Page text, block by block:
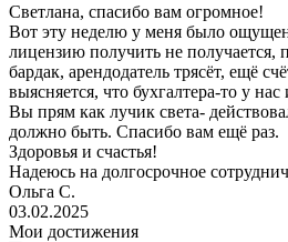
Светлана, спасибо вам огромное!
Вот эту неделю у меня было
лицензию получить не получается,
бардак, арендодатель трясёт, ещё
выясняется, что бухгалтера-то у нас
Вы прям как лучик света-
должно быть. Спасибо вам ещё раз.
Здоровья и счастья!
Надеюсь на долгосрочное
Ольга С.
03.02.2025
Мои достижения